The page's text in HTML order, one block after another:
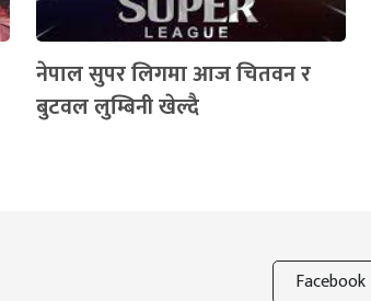
नेपाल सुपर लिगमा आज चितवन र
बुटवल लुम्बिनी खेल्दै
Facebook